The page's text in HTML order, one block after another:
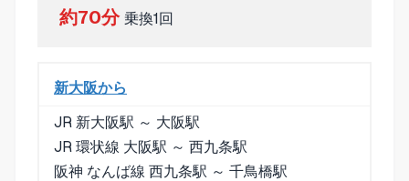
約70分 乗換1回
新大阪から
JR 新大阪駅 ～ 大阪駅
JR 環状線 大阪駅 ～ 西九条駅
阪神 なんば線 西九条駅 ～ 千鳥橋駅